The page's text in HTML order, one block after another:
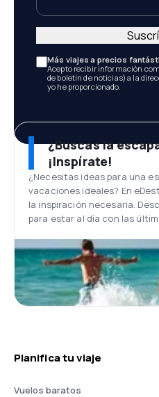
Más viajes a precios
Acepto recibir información
de boletín de noticias) a la
yo he proporcionado.
¿Buscas la
¡Inspírate!
¿Necesitas ideas para una
vacaciones ideales? En
la inspiración necesaria.
para estar al día con las
Planifica tu viaje
Vuelos baratos